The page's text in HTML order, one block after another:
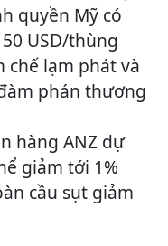
quyền Mỹ có
USD/thùng
chế lạm phát và
phán thương
hàng ANZ dự
giảm tới 1%
cầu sụt giảm